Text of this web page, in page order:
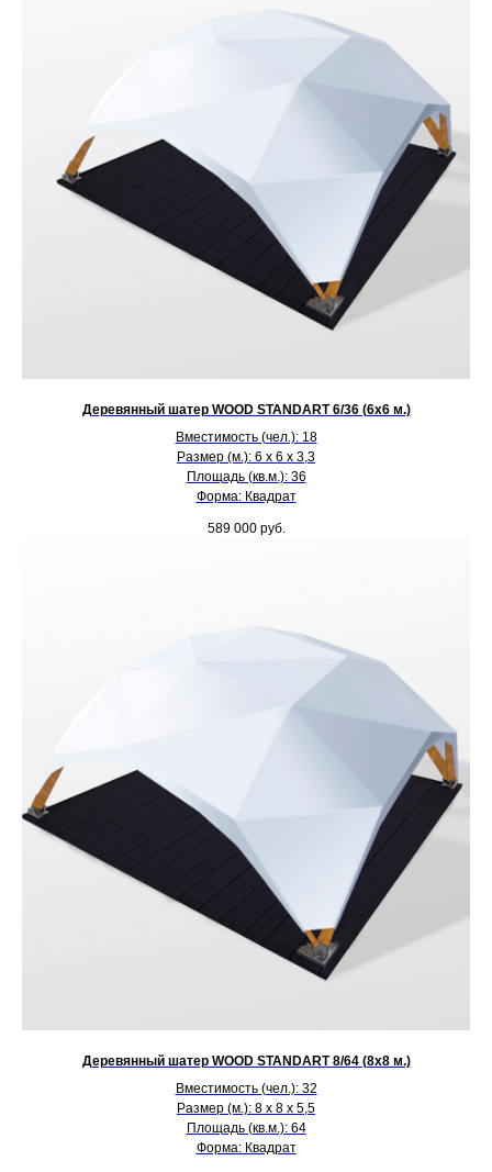
Деревянный шатер WOOD STANDART 6/36 (6х6 м.)
Вместимость (чел.): 18
Размер (м.): 6 х 6 х 3,3
Площадь (кв.м.): 36
Форма: Квадрат
589 000 руб.
Деревянный шатер WOOD STANDART 8/64 (8х8 м.)
Вместимость (чел.): 32
Размер (м.): 8 х 8 х 5,5
Площадь (кв.м.): 64
Форма: Квадрат